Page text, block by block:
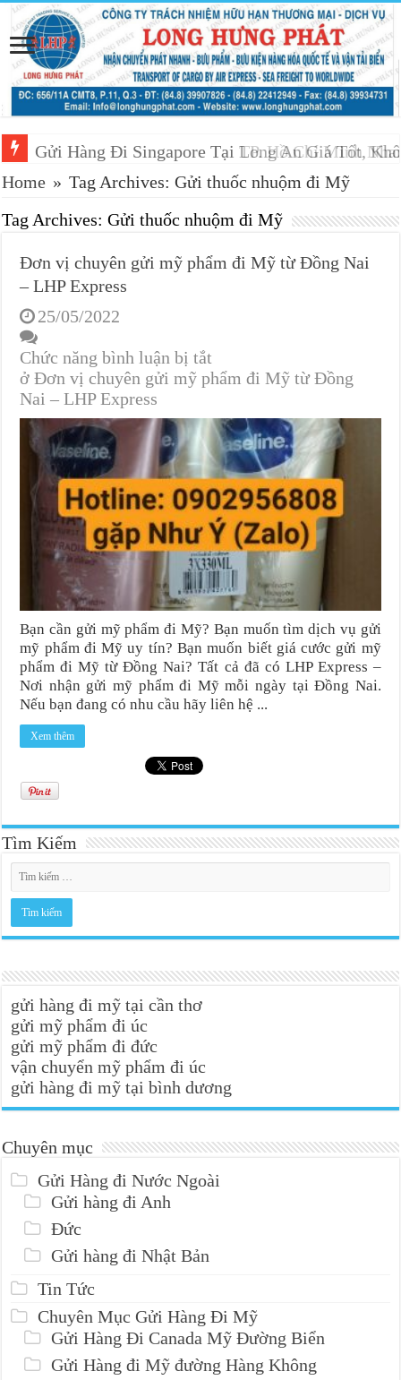
Gửi Hàng Đi Singapore Tại TP. Hồ Chí Minh
Gửi Hàng Đi Singapore Tại Long An Giá Tốt,
Home » Tag Archives: Gửi thuốc nhuộm đi Mỹ
Tag Archives:Gửi thuốc nhuộm đi Mỹ
Đơn vị chuyên gửi mỹ phẩm đi Mỹ từ Đồng Nai
– LHP Express
25/05/2022
Chức năng bình luận bị tắt
ở Đơn vị chuyên gửi mỹ phẩm đi Mỹ từ Đồng
Nai – LHP Express
Bạn cần gửi mỹ phẩm đi Mỹ? Bạn muốn tìm dịch vụ gửi
mỹ phẩm đi Mỹ uy tín? Bạn muốn biết giá cước gửi mỹ
phẩm đi Mỹ từ Đồng Nai? Tất cả đã có LHP Express –
Nơi nhận gửi mỹ phẩm đi Mỹ mỗi ngày tại Đồng Nai.
Nếu bạn đang có nhu cầu hãy liên hệ ...
Xem thêm
Tìm Kiếm
gửi hàng đi mỹ tại cần thơ
gửi mỹ phẩm đi úc
gửi mỹ phẩm đi đức
vận chuyển mỹ phẩm đi úc
gửi hàng đi mỹ tại bình dương
Chuyên mục
Gửi Hàng đi Nước Ngoài
Gửi hàng đi Anh
Đức
Gửi hàng đi Nhật Bản
Tin Tức
Chuyên Mục Gửi Hàng Đi Mỹ
Gửi Hàng Đi Canada Mỹ Đường Biển
Gửi Hàng đi Mỹ đường Hàng Không